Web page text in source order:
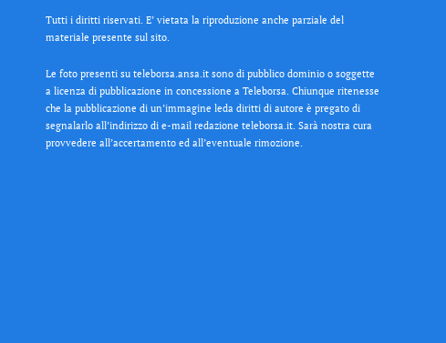
Tutti i diritti riservati. E’ vietata la riproduzione anche parziale del
materiale presente sul sito.
Le foto presenti su teleborsa.ansa.it sono di pubblico dominio o soggette
a licenza di pubblicazione in concessione a Teleborsa. Chiunque ritenesse
che la pubblicazione di un’immagine leda diritti di autore è pregato di
segnalarlo all’indirizzo di e-mail redazione teleborsa.it. Sarà nostra cura
provvedere all’accertamento ed all’eventuale rimozione.